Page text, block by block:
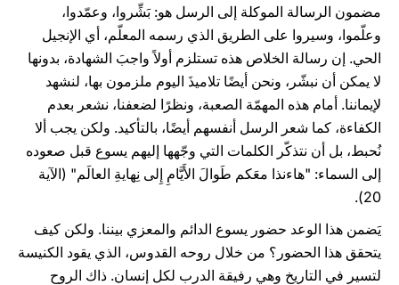
مضمون الرسالة الموكلة إلى الرسل هو: بَشِّروا، وعمّدوا،
وعلّموا، وسيروا على الطريق الذي رسمه المعلّم، أي الإنجيل
الحي. إن رسالة الخلاص هذه تستلزم أولاً واجبَ الشهادة، بدونها
لا يمكن أن نبشّر، ونحن أيضًا تلاميذَ اليوم ملزمون بها، لنشهد
لإيماننا. أمام هذه المهمّة الصعبة، ونظرًا لضعفنا، نشعر بعدم
الكفاءة، كما شعر الرسل أنفسهم أيضًا، بالتأكيد. ولكن يجب ألا
نُحبط، بل أن نتذكّر الكلمات التي وجّهها إليهم يسوع قبل صعوده
إلى السماء: "هاءنذا معَكم طَوالَ الأَيَّامِ إِلى نِهايةِ العالَم" (الآية
20).
يَضمن هذا الوعد حضور يسوع الدائم والمعزي بيننا. ولكن كيف
يتحقق هذا الحضور؟ من خلال روحه القدوس، الذي يقود الكنيسة
لتسير في التاريخ وهي رفيقة الدرب لكل إنسان. ذاك الروح